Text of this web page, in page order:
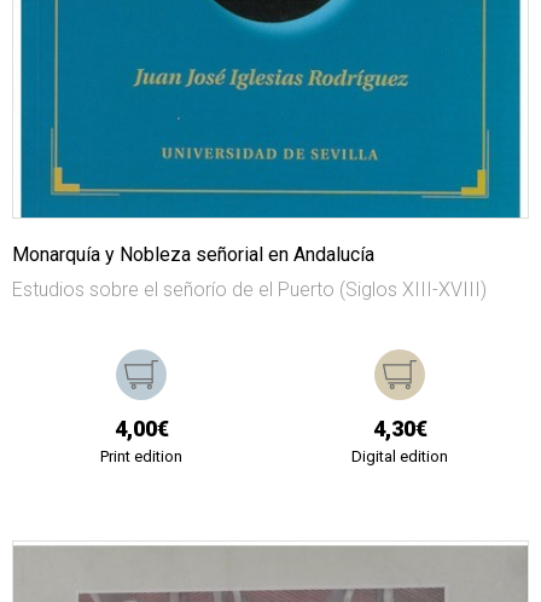
Monarquía y Nobleza señorial en Andalucía
Estudios sobre el señorío de el Puerto (Siglos XIII-XVIII)
4,00€
Print edition
4,30€
Digital edition